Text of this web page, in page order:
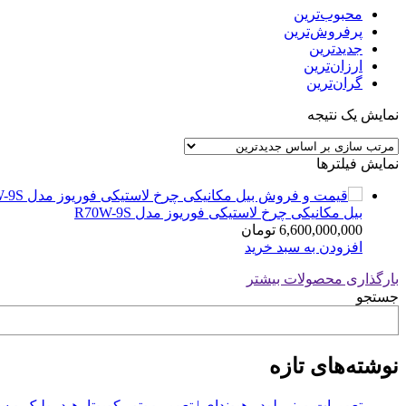
محبوب‌ترین
پرفروش‌ترین
جدیدترین
ارزان‌ترین
گران‌ترین
نمایش یک نتیجه
نمایش فیلترها
بیل مکانیکی چرخ لاستیکی فوریوز مدل R70W-9S
6,600,000,000 تومان
افزودن به سبد خرید
بارگذاری محصولات بیشتر
جستجو
نوشته‌های تازه